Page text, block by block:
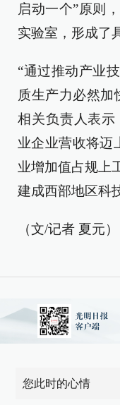
启动一个”原则
实验室，形成了
“通过推动产业
质生产力必然加
相关负责人表示
业企业营收将迈
业增加值占规上
建成西部地区科
（文/记者 夏元）
您此时的心情